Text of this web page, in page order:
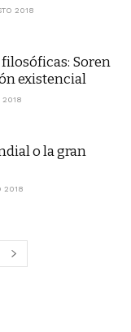
2018
Soren
existencial
2018
o la gran
2018